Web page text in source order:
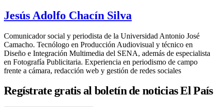
Jesús Adolfo Chacín Silva
Comunicador social y periodista de la Universidad Antonio José
Camacho. Tecnólogo en Producción Audiovisual y técnico en
Diseño e Integración Multimedia del SENA, además de especialista
en Fotografía Publicitaria. Experiencia en periodismo de campo
frente a cámara, redacción web y gestión de redes sociales
Regístrate gratis al boletín de noticias El País